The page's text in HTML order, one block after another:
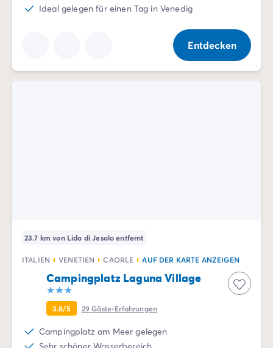
Ideal gelegen für einen Tag in Venedig
Entdecken
23.7 km von Lido di Jesolo entfernt
ITALIEN VENETIEN CAORLE AUF DER KARTE ANZEIGEN
Campingplatz Laguna Village
3.8/5 29Gäste-Erfahrungen
Campingplatz am Meer gelegen